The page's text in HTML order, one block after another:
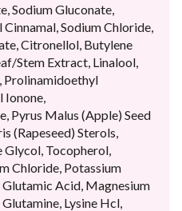
Sodium Gluconate,
Sodium Chloride,
Citronellol, Butylene
Stem Extract, Linalool,
Prolinamidoethyl
Pyrus Malus (Apple) Seed
(Rapeseed) Sterols,
Glycol, Tocopherol,
Chloride, Potassium
Acid, Magnesium
Lysine Hcl,